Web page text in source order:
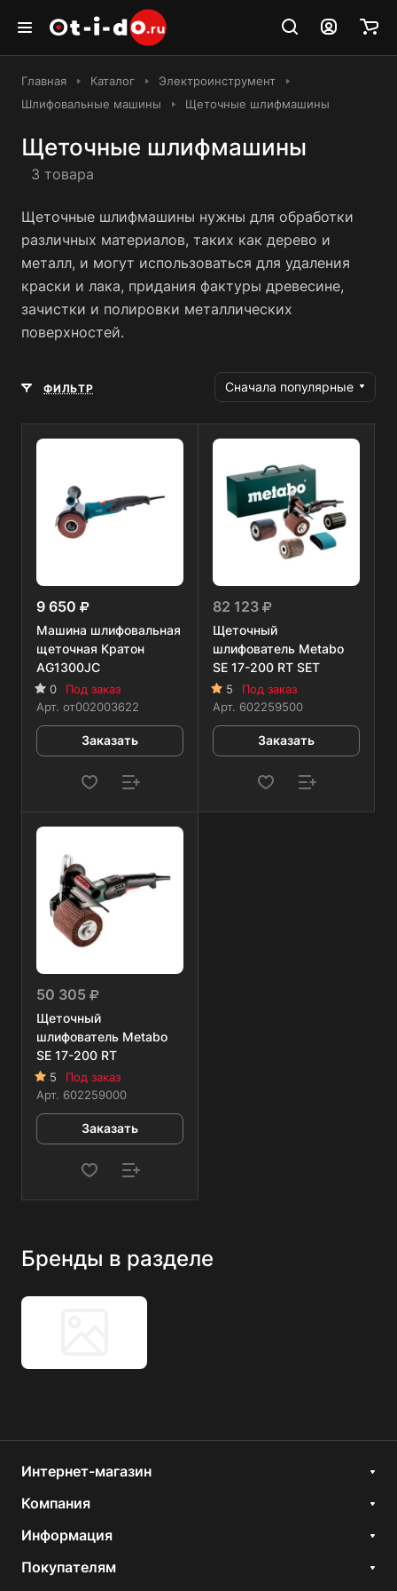
Главная Каталог
Электроинструмент
Шлифовальные машины
Щеточные шлифмашины
Щеточные шлифмашины
3 товара
Щеточные шлифмашины нужны для обработки
различных материалов, таких как дерево и
металл, и могут использоваться для удаления
краски и лака, придания фактуры древесине,
зачистки и полировки металлических
поверхностей.
ФИЛЬТР Сначала популярные
9 650
Машина шлифовальная
щеточная Кратон
AG1300JC
0
Под заказ
Арт. от002003622
Заказать
82 123
Щеточный
шлифователь Metabo
SE 17-200 RT SET
5
Под заказ
Арт. 602259500
Заказать
50 305
Щеточный
шлифователь Metabo
SE 17-200 RT
5
Под заказ
Арт. 602259000
Заказать
Бренды в разделе
Интернет-магазин
Компания
Информация
Покупателям